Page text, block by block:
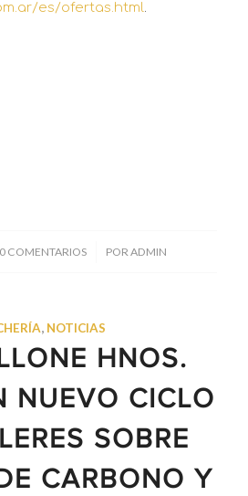
es/ofertas.html.
0 COMENTARIOS
/ PORADMIN
, NOTICIAS
HNOS.
NUEVO CICLO
SOBRE
CARBONO Y